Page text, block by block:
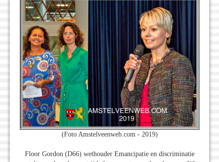
(Foto Amstelveenweb.com - 2019)
Floor Gordon (D66) wethouder Emancipatie en discriminatie